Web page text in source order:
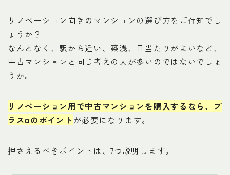
リノベーション向きのマンションの選び方をご存知でし
ょうか？
なんとなく、駅から近い、築浅、日当たりがよいなど、
中古マンションと同じ考えの人が多いのではないでしょ
うか。
リノベーション用で中古マンションを購入するなら、プ
ラスαのポイント が必要になります。
押さえるべきポイントは、7つ説明します。